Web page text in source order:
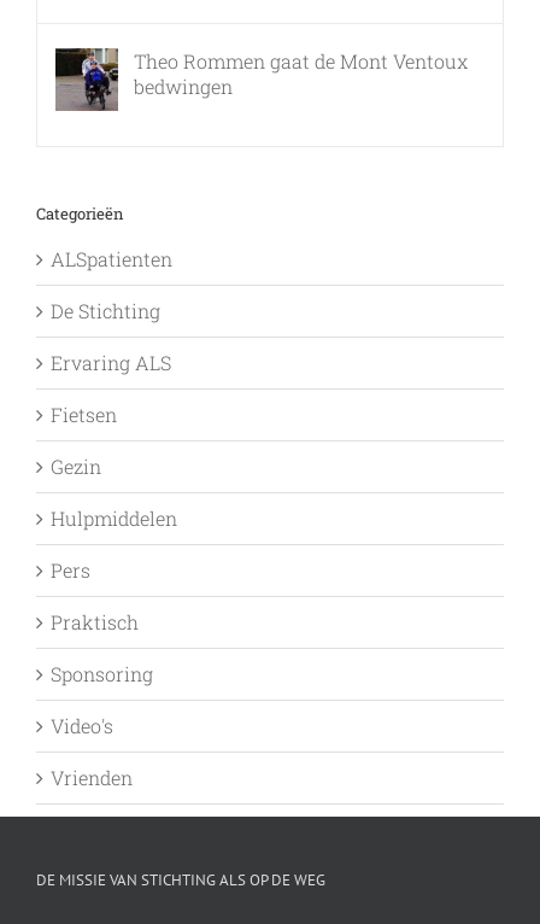
Theo Rommen gaat de Mont Ventoux
bedwingen
Categorieën
ALSpatienten
De Stichting
Ervaring ALS
Fietsen
Gezin
Hulpmiddelen
Pers
Praktisch
Sponsoring
Video's
Vrienden
DE MISSIE VAN STICHTING ALS OP DE WEG